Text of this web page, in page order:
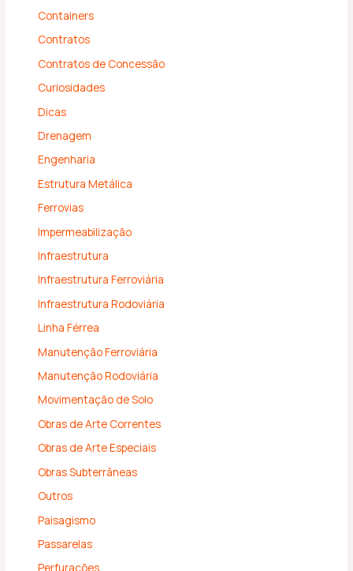
Containers
Contratos
Contratos de Concessão
Curiosidades
Dicas
Drenagem
Engenharia
Estrutura Metálica
Ferrovias
Impermeabilização
Infraestrutura
Infraestrutura Ferroviária
Infraestrutura Rodoviária
Linha Férrea
Manutenção Ferroviária
Manutenção Rodoviária
Movimentação de Solo
Obras de Arte Correntes
Obras de Arte Especiais
Obras Subterrâneas
Outros
Paisagismo
Passarelas
Perfurações